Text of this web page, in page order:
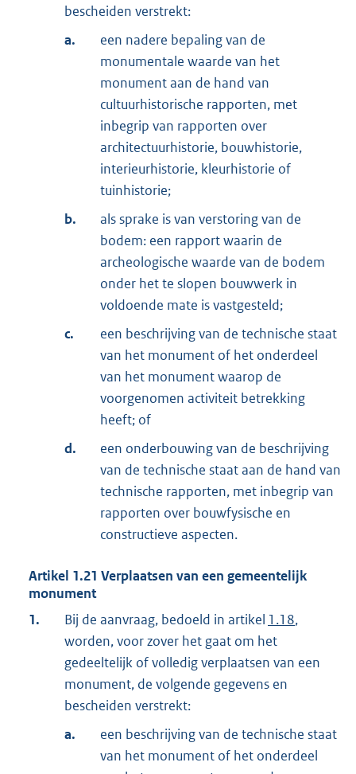
bescheiden verstrekt:
a.
een nadere bepaling van de
monumentale waarde van het
monument aan de hand van
cultuurhistorische rapporten, met
inbegrip van rapporten over
architectuurhistorie, bouwhistorie,
interieurhistorie, kleurhistorie of
tuinhistorie;
b.
als sprake is van verstoring van de
bodem: een rapport waarin de
archeologische waarde van de bodem
onder het te slopen bouwwerk in
voldoende mate is vastgesteld;
c.
een beschrijving van de technische staat
van het monument of het onderdeel
van het monument waarop de
voorgenomen activiteit betrekking
heeft; of
d.
een onderbouwing van de beschrijving
van de technische staat aan de hand van
technische rapporten, met inbegrip van
rapporten over bouwfysische en
constructieve aspecten.
Artikel 1.21 Verplaatsen van een gemeentelijk
monument
1.
Bij de aanvraag, bedoeld in artikel 1.18,
worden, voor zover het gaat om het
gedeeltelijk of volledig verplaatsen van een
monument, de volgende gegevens en
bescheiden verstrekt:
a.
een beschrijving van de technische staat
van het monument of het onderdeel